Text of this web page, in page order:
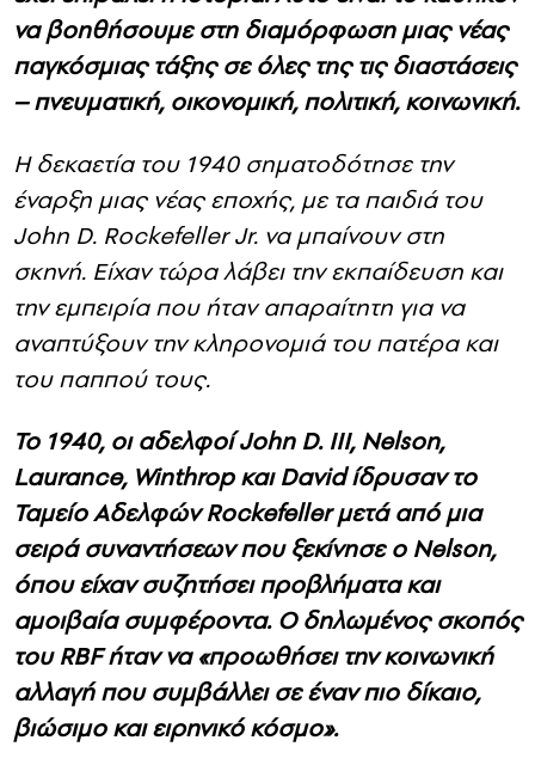
να βοηθήσουμε στη διαμόρφωση μιας νέας
παγκόσμιας τάξης σε όλες της τις διαστάσεις
– πνευματική, οικονομική, πολιτική, κοινωνική.
Η δεκαετία του 1940 σηματοδότησε την
έναρξη μιας νέας εποχής, με τα παιδιά του
John D. Rockefeller Jr. να μπαίνουν στη
σκηνή. Είχαν τώρα λάβει την εκπαίδευση και
την εμπειρία που ήταν απαραίτητη για να
αναπτύξουν την κληρονομιά του πατέρα και
του παππού τους.
Το 1940, οι αδελφοί John D. III, Nelson,
Laurance, Winthrop και David ίδρυσαν το
Ταμείο Αδελφών Rockefeller μετά από μια
σειρά συναντήσεων που ξεκίνησε ο Nelson,
όπου είχαν συζητήσει προβλήματα και
αμοιβαία συμφέροντα. Ο δηλωμένος σκοπός
του RBF ήταν να «προωθήσει την κοινωνική
αλλαγή που συμβάλλει σε έναν πιο δίκαιο,
βιώσιμο και ειρηνικό κόσμο».